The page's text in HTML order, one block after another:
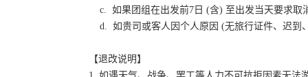
c. 如果团组在出发前7日 (含) 至出发当天要求取
d. 如贵司或客人因个人原因 (无旅行证件、迟到
【退改说明】